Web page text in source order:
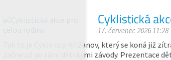
Cyklistická
17. červenec 2026 11:28
Tak to je Cyklo cup Křižanov, který se koná již
začne už po ránu dětskými závody. Prezentace